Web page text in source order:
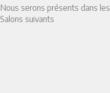
Nous serons présents dans les
Salons suivants